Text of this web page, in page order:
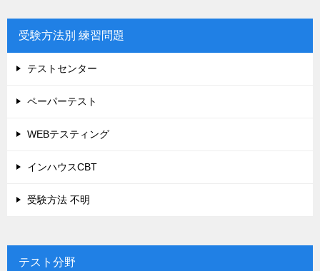
受験方法別 練習問題
テストセンター
ペーパーテスト
WEBテスティング
インハウスCBT
受験方法 不明
テスト分野